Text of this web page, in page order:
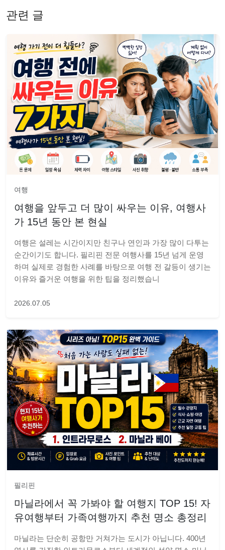
관련 글
여행
여행을 앞두고 더 많이 싸우는 이유, 여행사
가 15년 동안 본 현실
여행은 설레는 시간이지만 친구나 연인과 가장 많이 다투는
순간이기도 합니다. 필리핀 전문 여행사를 15년 넘게 운영
하며 실제로 경험한 사례를 바탕으로 여행 전 갈등이 생기는
이유와 즐거운 여행을 위한 팁을 정리했습니
2026.07.05
필리핀
마닐라에서 꼭 가봐야 할 여행지 TOP 15! 자
유여행부터 가족여행까지 추천 명소 총정리
마닐라는 단순히 공항만 거쳐가는 도시가 아닙니다. 400년